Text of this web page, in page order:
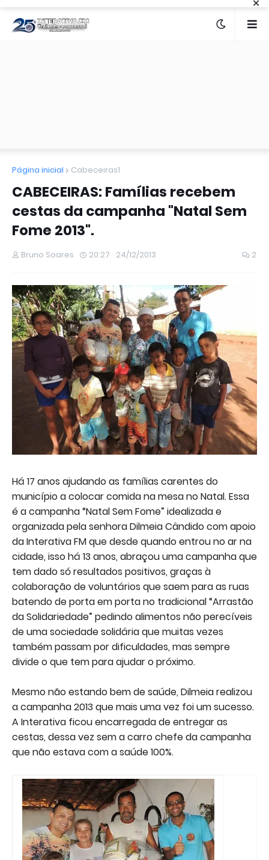
Página inicial Cabeceiras1
CABECEIRAS: Famílias recebem
cestas da campanha "Natal Sem
Fome 2013".
Bruno Soares 20:27 24/12/2013 2
Há 17 anos ajudando as famílias carentes do
município a colocar comida na mesa no Natal. Essa
é a campanha “Natal Sem Fome” idealizada e
organizada pela senhora Dilmeia Cândido com apoio
da Interativa FM que desde quando entrou no ar na
cidade, isso há 13 anos, abraçou uma campanha que
tem dado só resultados positivos, graças à
colaboração de voluntários que saem para as ruas
batendo de porta em porta no tradicional “Arrastão
da Solidariedade” pedindo alimentos não perecíveis
de uma sociedade solidária que muitas vezes
também passam por dificuldades, mas sempre
divide o que tem para ajudar o próximo.
Mesmo não estando bem de saúde, Dilmeia realizou
a campanha 2013 que mais uma vez foi um sucesso.
A Interativa ficou encarregada de entregar as
cestas, dessa vez sem a carro chefe da campanha
que não estava com a saúde 100%.